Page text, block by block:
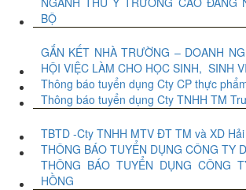
BỘ
GẮN KẾT NHÀ TRƯỜNG – DOANH
HỘI VIỆC LÀM CHO HỌC SINH, SINH
Thông báo tuyển dụng Cty CP thực
Thông báo tuyển dụng Cty TNHH TM
TBTD -Cty TNHH MTV ĐT TM và XD
THÔNG BÁO TUYỂN DỤNG CÔNG TY
THÔNG BÁO TUYỂN DỤNG CÔNG
HỒNG